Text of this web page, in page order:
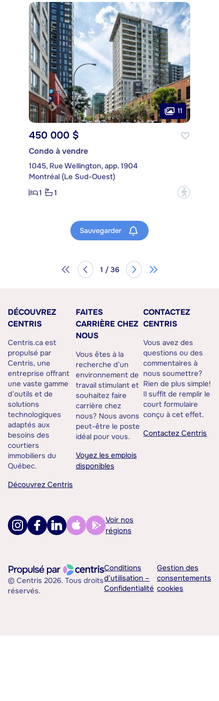
11
450 000 $
Condo à vendre
1045, Rue Wellington, app. 1904
Montréal (Le Sud-Ouest)
1
1 ?
Sauvegarder
1 / 36
DÉCOUVREZ
CENTRIS
Centris.ca est
propulsé par
Centris, une
entreprise offrant
une vaste gamme
d’outils et de
solutions
technologiques
adaptés aux
besoins des
courtiers
immobiliers du
Québec.
Découvrez Centris
FAITES
CARRIÈRE CHEZ
NOUS
Vous êtes à la
recherche d’un
environnement de
travail stimulant et
souhaitez faire
carrière chez
nous? Nous avons
peut-être le poste
idéal pour vous.
Voyez les emplois
disponibles
CONTACTEZ
CENTRIS
Vous avez des
questions ou des
commentaires à
nous soumettre?
Rien de plus simple!
Il suffit de remplir le
court formulaire
conçu à cet effet.
Contactez Centris
Voir nos
régions
© Centris 2026. Tous droits
réservés.
Conditions
d’utilisation –
Confidentialité
Gestion des
consentements
cookies